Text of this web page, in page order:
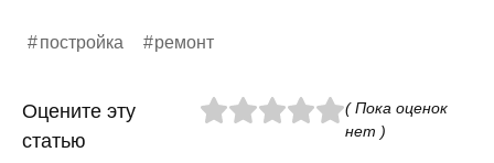
постройка ремонт
Оцените эту
статью
( Пока оценок
нет )